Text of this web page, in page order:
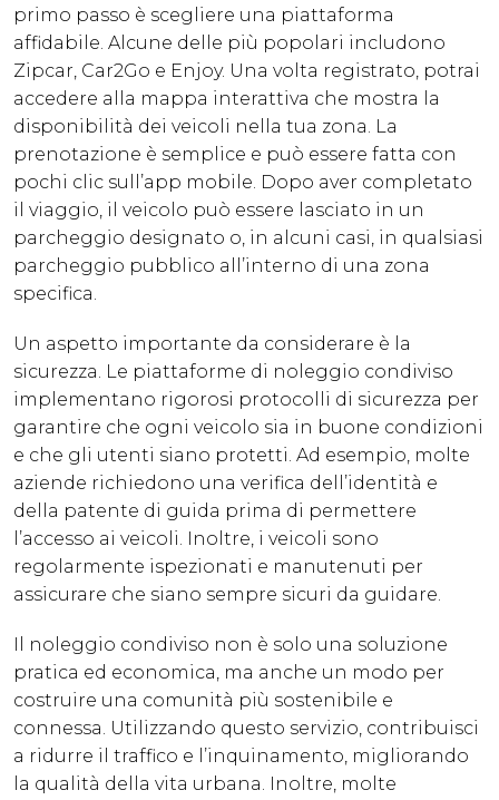
primo passo è scegliere una piattaforma
affidabile. Alcune delle più popolari includono
Zipcar, Car2Go e Enjoy. Una volta registrato, potrai
accedere alla mappa interattiva che mostra la
disponibilità dei veicoli nella tua zona. La
prenotazione è semplice e può essere fatta con
pochi clic sull’app mobile. Dopo aver completato
il viaggio, il veicolo può essere lasciato in un
parcheggio designato o, in alcuni casi, in qualsiasi
parcheggio pubblico all’interno di una zona
specifica.
Un aspetto importante da considerare è la
sicurezza. Le piattaforme di noleggio condiviso
implementano rigorosi protocolli di sicurezza per
garantire che ogni veicolo sia in buone condizioni
e che gli utenti siano protetti. Ad esempio, molte
aziende richiedono una verifica dell’identità e
della patente di guida prima di permettere
l’accesso ai veicoli. Inoltre, i veicoli sono
regolarmente ispezionati e manutenuti per
assicurare che siano sempre sicuri da guidare.
Il noleggio condiviso non è solo una soluzione
pratica ed economica, ma anche un modo per
costruire una comunità più sostenibile e
connessa. Utilizzando questo servizio, contribuisci
a ridurre il traffico e l’inquinamento, migliorando
la qualità della vita urbana. Inoltre, molte